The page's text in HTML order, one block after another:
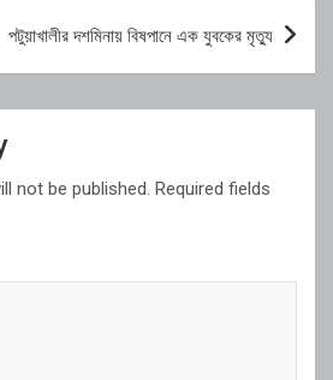
পটুয়াখালীর দশমিনায় বিষপানে এক যুবকের মৃত্যু
not be published. Required fields